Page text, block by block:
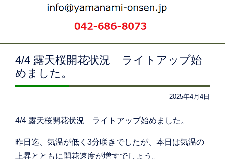
4/4 露天桜開花状況 ライトアップ始
めました。
2025年4月4日
4/4 露天桜開花状況 ライトアップ始めました。
昨日迄、気温が低く3分咲きでしたが、本日は気温の
上昇とともに開花速度が増すでしょう。